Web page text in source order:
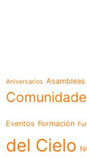
Aniversarios Asambleas
Eventos Formación
del Cielo